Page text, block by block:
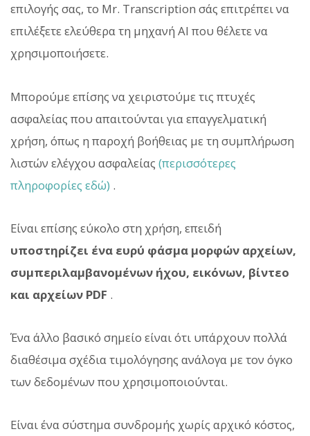
επιλογής σας, το Mr. Transcription σάς επιτρέπει να
επιλέξετε ελεύθερα τη μηχανή AI που θέλετε να
χρησιμοποιήσετε.
Μπορούμε επίσης να χειριστούμε τις πτυχές
ασφαλείας που απαιτούνται για επαγγελματική
χρήση, όπως η παροχή βοήθειας με τη συμπλήρωση
λιστών ελέγχου ασφαλείας (περισσότερες
πληροφορίες εδώ) .
Είναι επίσης εύκολο στη χρήση, επειδή
υποστηρίζει ένα ευρύ φάσμα μορφών αρχείων,
συμπεριλαμβανομένων ήχου, εικόνων, βίντεο
και αρχείων PDF .
Ένα άλλο βασικό σημείο είναι ότι υπάρχουν πολλά
διαθέσιμα σχέδια τιμολόγησης ανάλογα με τον όγκο
των δεδομένων που χρησιμοποιούνται.
Είναι ένα σύστημα συνδρομής χωρίς αρχικό κόστος,